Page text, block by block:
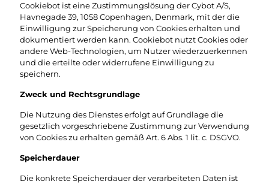
Cookiebot ist eine Zustimmungslösung der Cybot A/S,
Havnegade 39, 1058 Copenhagen, Denmark, mit der die
Einwilligung zur Speicherung von Cookies erhalten und
dokumentiert werden kann. Cookiebot nutzt Cookies oder
andere Web-Technologien, um Nutzer wiederzuerkennen
und die erteilte oder widerrufene Einwilligung zu
speichern.
Zweck und Rechtsgrundlage
Die Nutzung des Dienstes erfolgt auf Grundlage die
gesetzlich vorgeschriebene Zustimmung zur Verwendung
von Cookies zu erhalten gemäß Art. 6 Abs. 1 lit. c. DSGVO.
Speicherdauer
Die konkrete Speicherdauer der verarbeiteten Daten ist